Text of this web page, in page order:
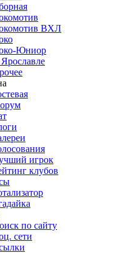
ВХЛ
Юниор
игрок
клубов
по сайту
сети